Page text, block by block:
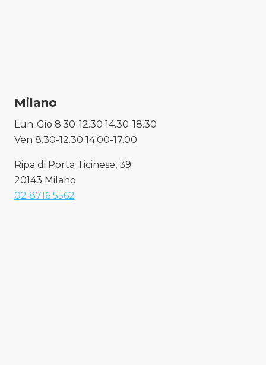
Milano
Lun-Gio 8.30-12.30 14.30-18.30
Ven 8.30-12.30 14.00-17.00
Ripa di Porta Ticinese, 39
20143 Milano
02 8716 5562